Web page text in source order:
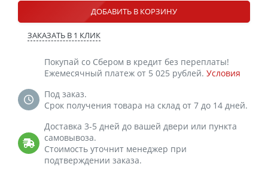
ДОБАВИТЬ В КОРЗИНУ
ЗАКАЗАТЬ В 1 КЛИК
Покупай со Сбером в кредит без переплаты!
Ежемесячный платеж от 5 025 рублей. Условия
Под заказ.
Срок получения товара на склад от 7 до 14 дней.
Доставка 3-5 дней до вашей двери или пункта
самовывоза.
Стоимость уточнит менеджер при
подтверждении заказа.